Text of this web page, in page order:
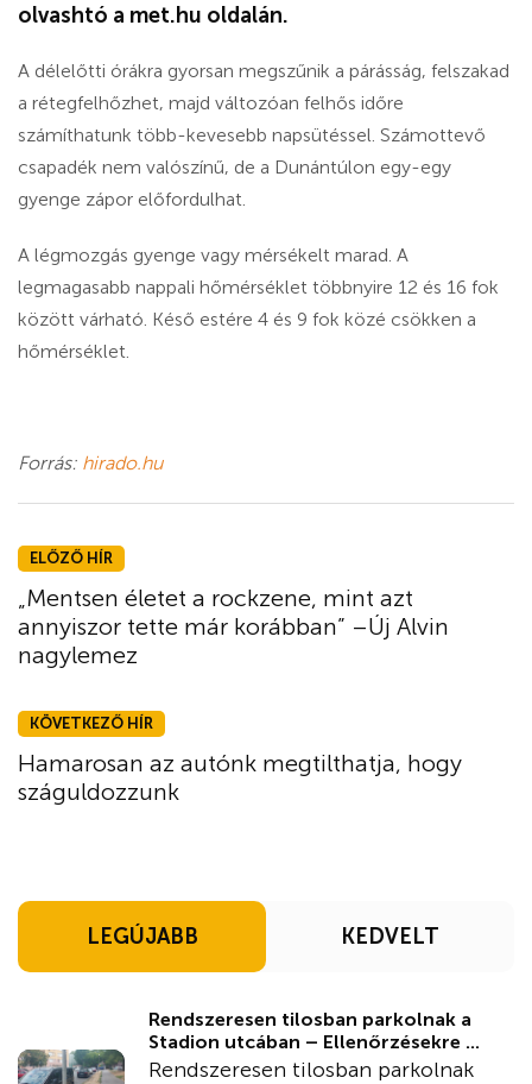
olvashtó a met.hu oldalán.
A délelőtti órákra gyorsan megszűnik a párásság, felszakad
a rétegfelhőzhet, majd változóan felhős időre
számíthatunk több-kevesebb napsütéssel. Számottevő
csapadék nem valószínű, de a Dunántúlon egy-egy
gyenge zápor előfordulhat.
A légmozgás gyenge vagy mérsékelt marad. A
legmagasabb nappali hőmérséklet többnyire 12 és 16 fok
között várható. Késő estére 4 és 9 fok közé csökken a
hőmérséklet.
Forrás: hirado.hu
ELŐZŐ HÍR
„Mentsen életet a rockzene, mint azt
annyiszor tette már korábban” –Új Alvin
nagylemez
KÖVETKEZŐ HÍR
Hamarosan az autónk megtilthatja, hogy
száguldozzunk
LEGÚJABB KEDVELT
Rendszeresen tilosban parkolnak a
Stadion utcában – Ellenőrzésekre ...
Rendszeresen tilosban parkolnak